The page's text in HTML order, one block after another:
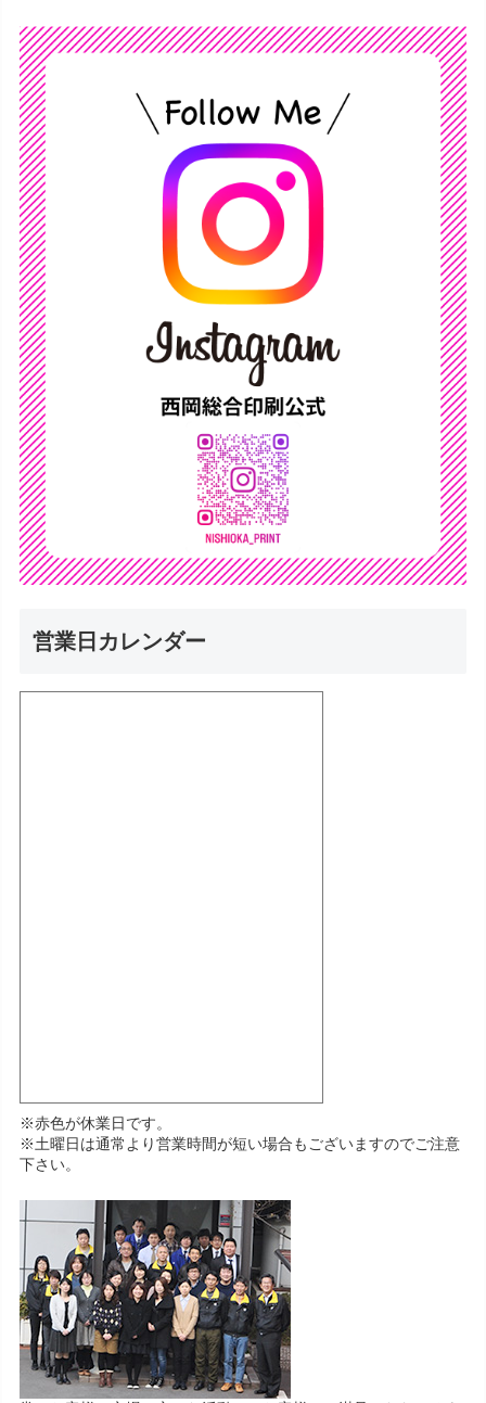
営業日カレンダー
※赤色が休業日です。
※土曜日は通常より営業時間が短い場合もございますのでご注意
下さい。